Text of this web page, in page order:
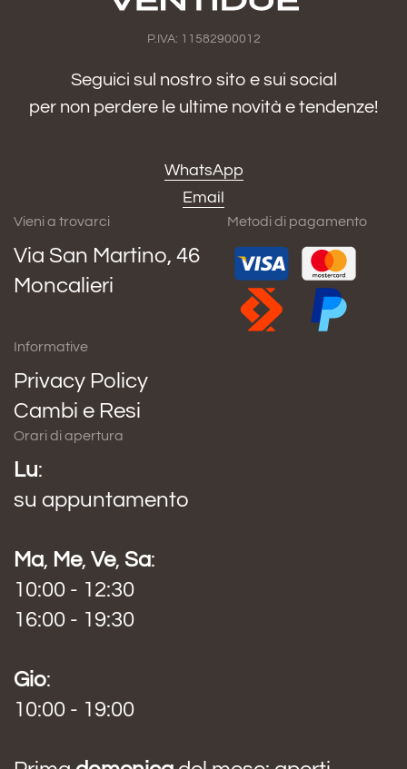
P.IVA: 11582900012
Seguici sul nostro sito e sui social
per non perdere le ultime novità e tendenze!
WhatsApp
Email
Vieni a trovarci
Via San Martino, 46
Moncalieri
Metodi di pagamento
Informative
Privacy Policy
Cambi e Resi
Orari di apertura
Lu:
su appuntamento
Ma, Me, Ve, Sa:
10:00 - 12:30
16:00 - 19:30
Gio:
10:00 - 19:00